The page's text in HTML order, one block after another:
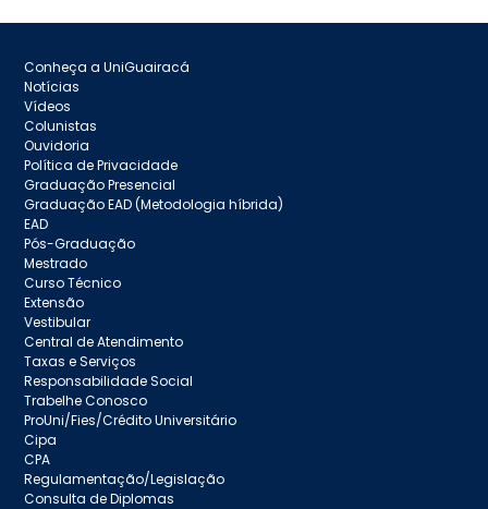
Conheça a UniGuairacá
Notícias
Vídeos
Colunistas
Ouvidoria
Política de Privacidade
Graduação Presencial
Graduação EAD (Metodologia híbrida)
EAD
Pós-Graduação
Mestrado
Curso Técnico
Extensão
Vestibular
Central de Atendimento
Taxas e Serviços
Responsabilidade Social
Trabelhe Conosco
ProUni/Fies/Crédito Universitário
Cipa
CPA
Regulamentação/Legislação
Consulta de Diplomas